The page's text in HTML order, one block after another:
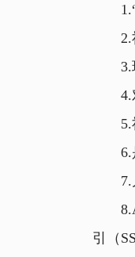
1.“
2.社
3.现
4.对
5.社
6.是
7.儿
8.A
引（